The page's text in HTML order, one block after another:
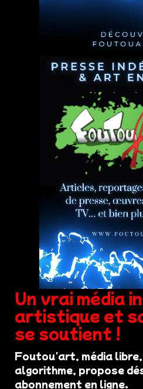
Un vrai média
artistique et
se soutient !
Foutou'art, média libre,
algorithme, propose
abonnement en ligne.